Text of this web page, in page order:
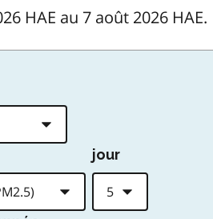
HAE au 7 août 2026 HAE.